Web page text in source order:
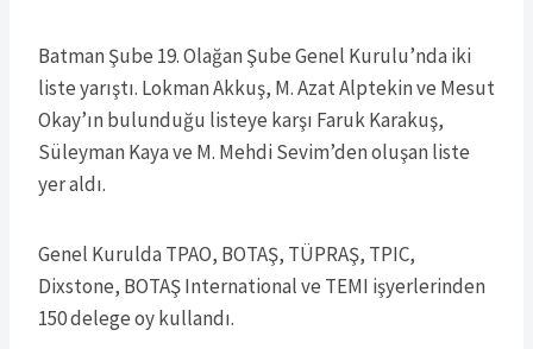
Batman Şube 19. Olağan Şube Genel Kurulu’nda iki
liste yarıştı. Lokman Akkuş, M. Azat Alptekin ve Mesut
Okay’ın bulunduğu listeye karşı Faruk Karakuş,
Süleyman Kaya ve M. Mehdi Sevim’den oluşan liste
yer aldı.
Genel Kurulda TPAO, BOTAŞ, TÜPRAŞ, TPIC,
Dixstone, BOTAŞ International ve TEMI işyerlerinden
150 delege oy kullandı.